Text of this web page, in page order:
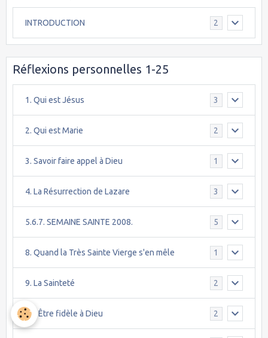
INTRODUCTION 2
Réflexions personnelles 1-25
1. Qui est Jésus 3
2. Qui est Marie 2
3. Savoir faire appel à Dieu 1
4. La Résurrection de Lazare 3
5.6.7. SEMAINE SAINTE 2008. 5
8. Quand la Très Sainte Vierge s'en mêle 1
9. La Sainteté 2
10. Être fidèle à Dieu 2